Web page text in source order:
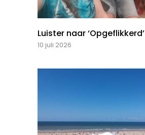
Luister naar ‘Opgeflikkerd’
10 juli 2026